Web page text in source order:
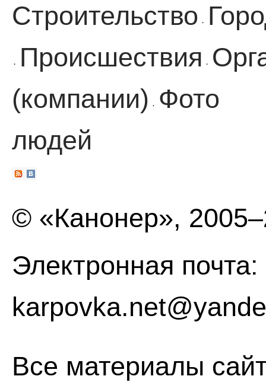
Строительство ·
· Происшествия ·
(компании)
·
Фото
людей
© «Канонер»,
Электронная почта:
Все материалы